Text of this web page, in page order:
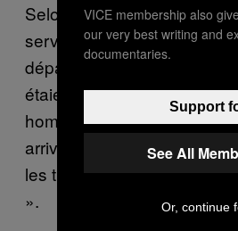
Selon leJournal de
services frontaliers du
département américain
étaient en communication
homologues australiens
arrive au port. Les agences
les trois suspects «
».
VICE membership also
our very best writing and
documentaries.
Support
See All
Or, continue